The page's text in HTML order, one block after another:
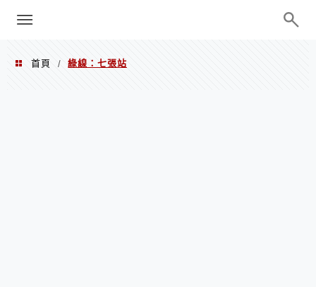
巧、世界走透透
menu
首頁 / 綠線：七張站